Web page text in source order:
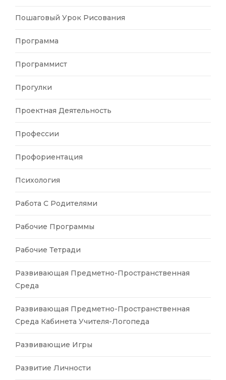
Пошаговый Урок Рисования
Программа
Программист
Прогулки
Проектная Деятельность
Профессии
Профориентация
Психология
Работа С Родителями
Рабочие Программы
Рабочие Тетради
Развивающая Предметно-Пространственная
Среда
Развивающая Предметно-Пространственная
Среда Кабинета Учителя-Логопеда
Развивающие Игры
Развитие Личности